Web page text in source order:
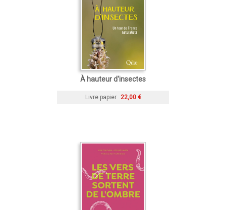
À hauteur d'insectes
Livre papier 22,00 €